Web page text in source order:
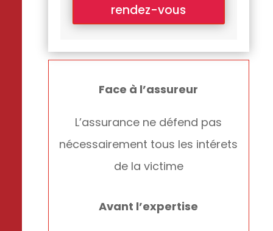
rendez-vous
Face à l’assureur
L’assurance ne défend pas
nécessairement tous les intérets
de la victime
Avant l’expertise